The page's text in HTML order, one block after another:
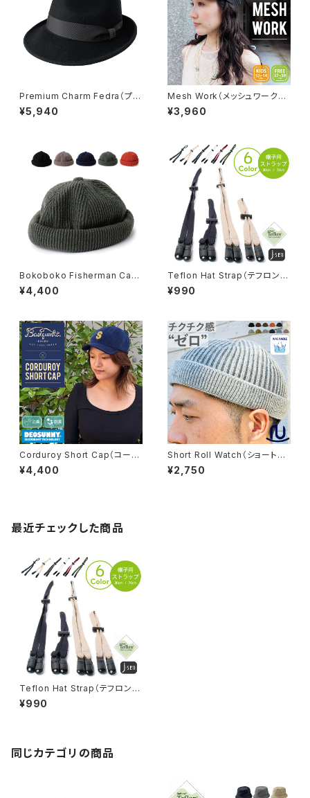
Premium Charm Fedra（プレ
ミアムチャームフェドラ）【bcs-
e50001】
¥5,940
Mesh Work（メッシュワーク）
【bch-s90366】
¥3,960
Bokoboko Fisherman Cap
（ボコボコフィッシャーマンキャッ
プ）【bck-u90451】
¥4,400
Teflon Hat Strap（テフロンハ
ットストラップ）【hb-1627rks】
¥990
Corduroy Short Cap（コーデ
ュロイショートキャップ）【bch-u
11700】
¥4,400
Short Roll Watch（ショートロ
ールワッチ）【bcd-k01582】
¥2,750
最近チェックした商品
Teflon Hat Strap（テフロンハ
ットストラップ）【hb-1627rks】
¥990
同じカテゴリの商品